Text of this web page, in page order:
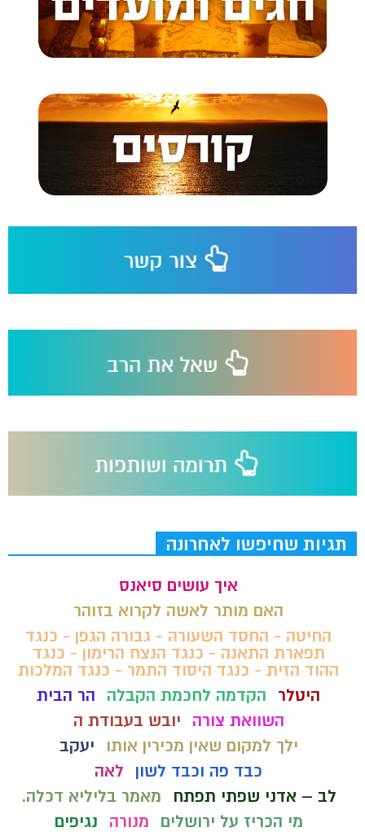
תגיות שחיפשו לאחרונה
איך עושים סיאנס
האם מותר לאשה לקרוא בזוהר
החיטה - החסד השעורה - גבורה הגפן - כנגד
תפארת התאנה - כנגד הנצח הרימון - כנגד
ההוד הזית - כנגד היסוד התמר - כנגד המלכות
היטלר
הקדמה לחכמת הקבלה
הר הבית
השוואת צורה
יובש בעבודת ה
ילך למקום שאין מכירין אותו
יעקב
כבד פה וכבד לשון
לאה
לב – אדני שפתי תפתח
מאמר בליליא דכלה.
מי הכריז על ירושלים
מנורה
נגיפים